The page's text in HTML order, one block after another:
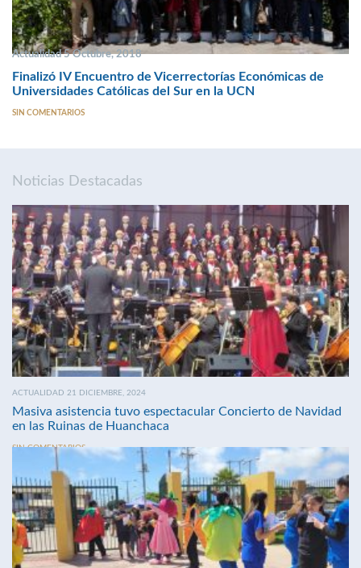
Actualidad 5 Octubre, 2018
Finalizó IV Encuentro de Vicerrectorías Económicas de
Universidades Católicas del Sur en la UCN
SIN COMENTARIOS
Noticias Destacadas
ACTUALIDAD 21 DICIEMBRE, 2024
Masiva asistencia tuvo espectacular Concierto de Navidad
en las Ruinas de Huanchaca
SIN COMENTARIOS